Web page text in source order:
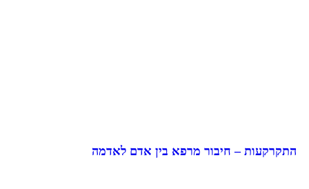
התקרקעות – חיבור מרפא בין אדם לאדמה